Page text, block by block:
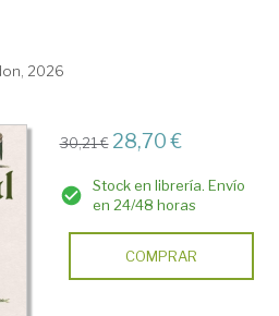
2026
30,21 € 28,70 €
Stock en librería. Envío
en 24/48 horas
COMPRAR